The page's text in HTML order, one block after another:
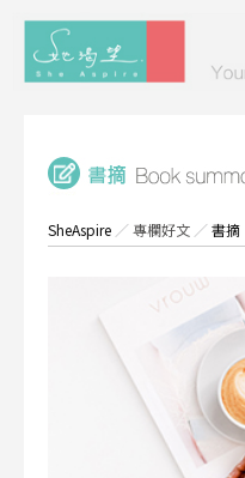
SheAspire ／專欄好文 ／書摘